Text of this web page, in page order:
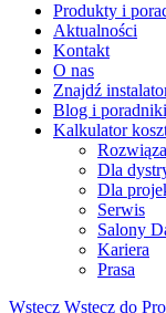
Produkty i
Aktualności
Kontakt
O nas
Znajdź
Blog i poradniki
Kalkulator
Dla
Dla
Serwis
Salony
Kariera
Prasa
Wstecz Wstecz do